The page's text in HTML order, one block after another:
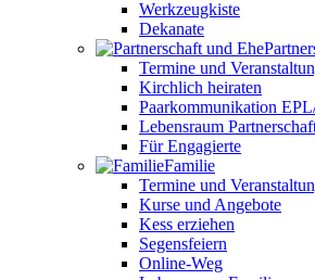
Werkzeugkiste
Dekanate
Termine und
Kirchlich heiraten
Paarkommunikation
Lebensraum
Für Engagierte
Familie
Termine und
Kurse und Angebote
Kess erziehen
Segensfeiern
Online-Weg